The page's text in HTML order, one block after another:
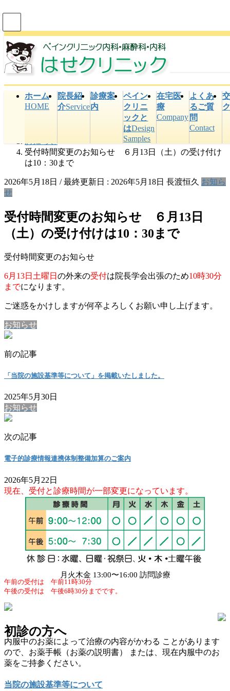
コ
ン
テ
ン
ナ
ビ
ゲ
ー
ホーム
HOME
院長紹
介Service
診療案
内
ペイン
クリニ
ックと
はDesign
Samples
在宅医
療
Company
よくあ
るご質
問
Contact
受付時間変更のお知らせ ６月13日（土）の受け付け
は10：30まで
2026年5月18日 / 最終更新日 : 2026年5月18日 長渡恒久 お知ら
せ
受付時間変更のお知らせ ６月13日
（土）の受け付けは10：30まで
受付時間変更のお知らせ
6月13日土曜日 の外来の受付は院長学会出張のため10時30分
までになります。
ご迷惑をかけしますが何卒よろしくお願い申し上げます。
お知らせ
前の記事
「当院の施設基準等について」を掲載いたしました。
2025年5月30日
お知らせ
次の記事
電子的診療情報連携体制整備加算のご案内
2026年5月22日
現在、受付と診療時間が一部変更になっています。
月火木金 13:00〜16:00 訪問診療
午前の受付は 午前11時30分
午後の受付は 午後6時30分までです。
初診の方へ
内服中のお薬によって治療の内容がかわる ことがあります
ので、お薬手帳（お薬の説明書） または、現在内服中のお
薬をご持参ください。
当院の施設基準等について